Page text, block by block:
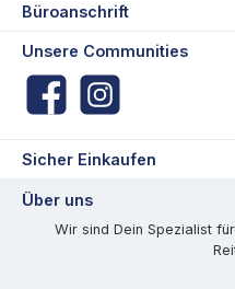
Unsere Communities
FacebookInstagram
Büroanschrift
Sicher Einkaufen
Über uns
Wir sind Dein Spezialist